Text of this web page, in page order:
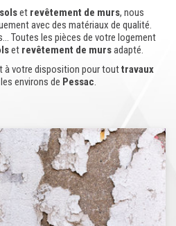
et revêtement de murs, nous
avec des matériaux de qualité.
Toutes les pièces de votre logement
et revêtement de mursadapté.
à votre disposition pour touttravaux
environs de Pessac.